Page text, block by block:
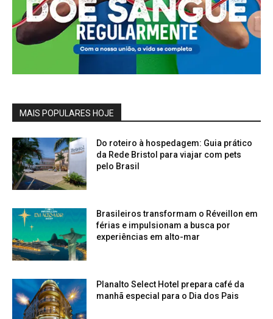
MAIS POPULARES HOJE
Do roteiro à hospedagem: Guia prático
da Rede Bristol para viajar com pets
pelo Brasil
Brasileiros transformam o Réveillon em
férias e impulsionam a busca por
experiências em alto-mar
Planalto Select Hotel prepara café da
manhã especial para o Dia dos Pais